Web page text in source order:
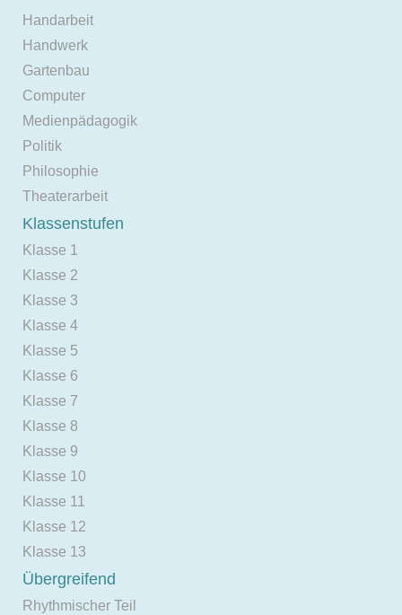
Handarbeit
Handwerk
Gartenbau
Computer
Medienpädagogik
Politik
Philosophie
Theaterarbeit
Klassenstufen
Klasse 1
Klasse 2
Klasse 3
Klasse 4
Klasse 5
Klasse 6
Klasse 7
Klasse 8
Klasse 9
Klasse 10
Klasse 11
Klasse 12
Klasse 13
Übergreifend
Rhythmischer Teil